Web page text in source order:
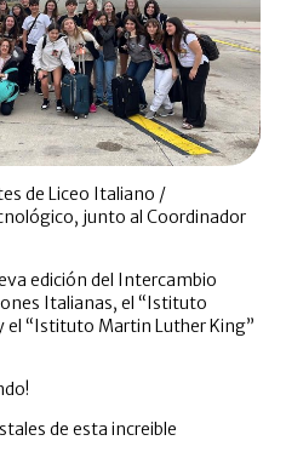
de Liceo Italiano /
junto al Coordinador
edición del Intercambio
Italianas, el “Istituto
el “Istituto Martin Luther King”
de esta increible